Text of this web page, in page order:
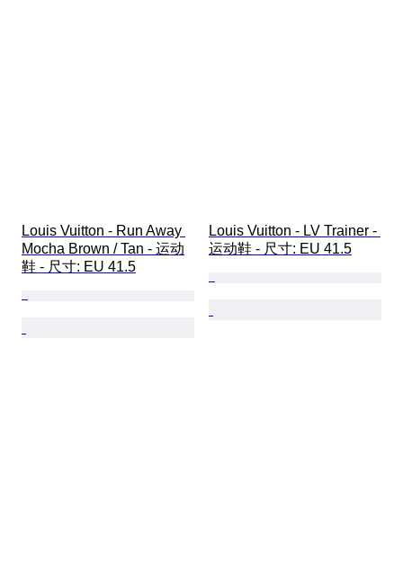
Louis Vuitton - Run Away
Mocha Brown / Tan - 运动
鞋 - 尺寸: EU 41.5
Louis Vuitton - LV Trainer -
运动鞋 - 尺寸: EU 41.5